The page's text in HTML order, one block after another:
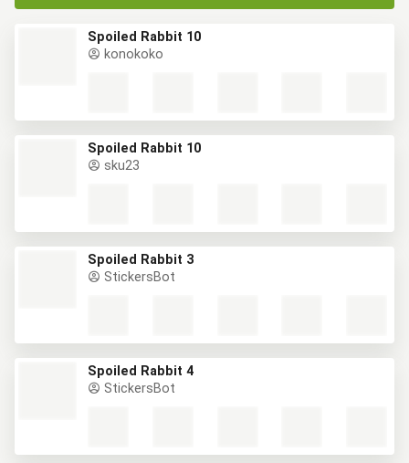
Spoiled Rabbit 10
konokoko
Spoiled Rabbit 10
sku23
Spoiled Rabbit 3
StickersBot
Spoiled Rabbit 4
StickersBot